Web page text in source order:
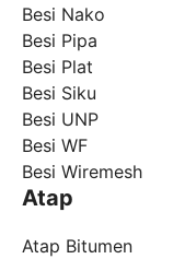
Besi Nako
Besi Pipa
Besi Plat
Besi Siku
Besi UNP
Besi WF
Besi Wiremesh
Atap
Atap Bitumen